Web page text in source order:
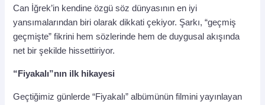
Can İğrek’in kendine özgü söz dünyasının en iyi
yansımalarından biri olarak dikkati çekiyor. Şarkı, “geçmiş
geçmişte” fikrini hem sözlerinde hem de duygusal akışında
net bir şekilde hissettiriyor.
“Fiyakalı”nın ilk hikayesi
Geçtiğimiz günlerde “Fiyakalı” albümünün filmini yayınlayan